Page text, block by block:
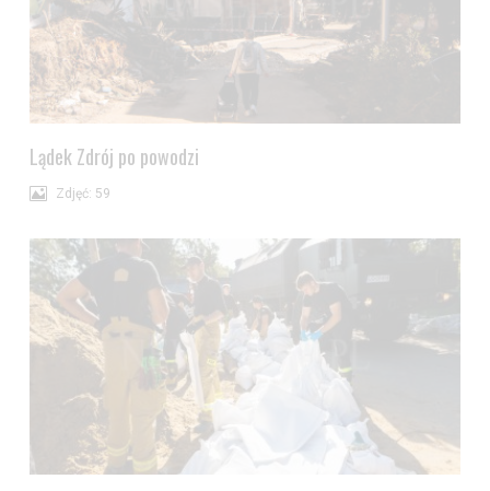
Lądek Zdrój po powodzi
Zdjęć: 59